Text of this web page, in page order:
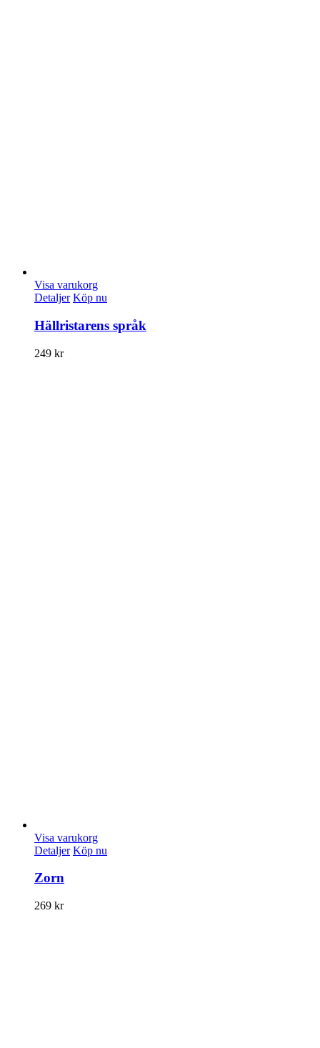
Visa varukorg
Detaljer Köp nu
Hällristarens språk
249 kr
Visa varukorg
Detaljer Köp nu
Zorn
269 kr